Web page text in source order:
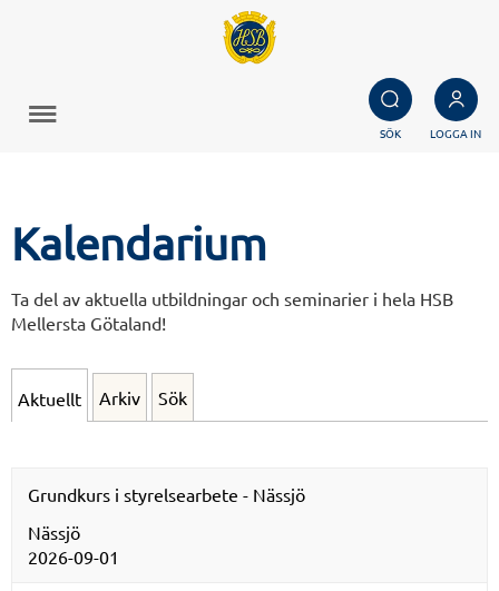
SÖK LOGGA IN
Kalendarium
Ta del av aktuella utbildningar och seminarier i hela HSB
Mellersta Götaland!
Aktuellt Arkiv Sök
Grundkurs i styrelsearbete - Nässjö
Nässjö
2026-09-01